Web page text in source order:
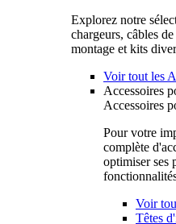
Explorez notre
chargeurs, câbles
montage et kits
Voir tout les
Accessoires
Accessoires
Pour votre
complète
optimiser ses
Voir
Têtes